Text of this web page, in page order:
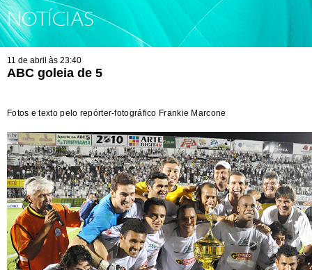
NOTÍCIAS
11 de abril às 23:40
ABC goleia de 5
Fotos e texto pelo repórter-fotográfico Frankie Marcone